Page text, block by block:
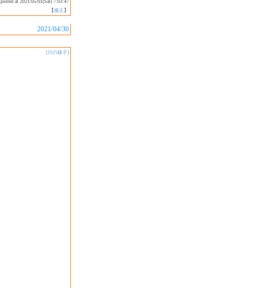
posted at 2021/05/01(Sat) 7:03:47
【修正】
2021/04/30
[川の様子]